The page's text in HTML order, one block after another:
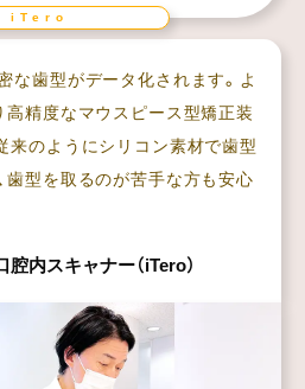
iTero
な歯型がデータ化されます。よ
高精度なマウスピース型矯正装
来のようにシリコン素材で歯型
歯型を取るのが苦手な方も安心
内スキャナー（iTero）